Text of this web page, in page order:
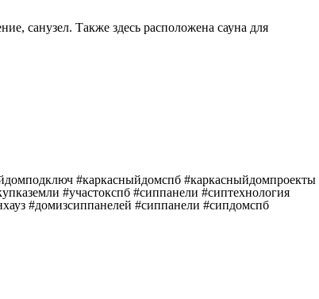
санузел. Также здесь расположена сауна для
#каркасныйдомспб #каркасныйдомпроекты
#участокспб #сиппанели #сиптехнология
#домизсиппанелей #сиппанели #сипдомспб